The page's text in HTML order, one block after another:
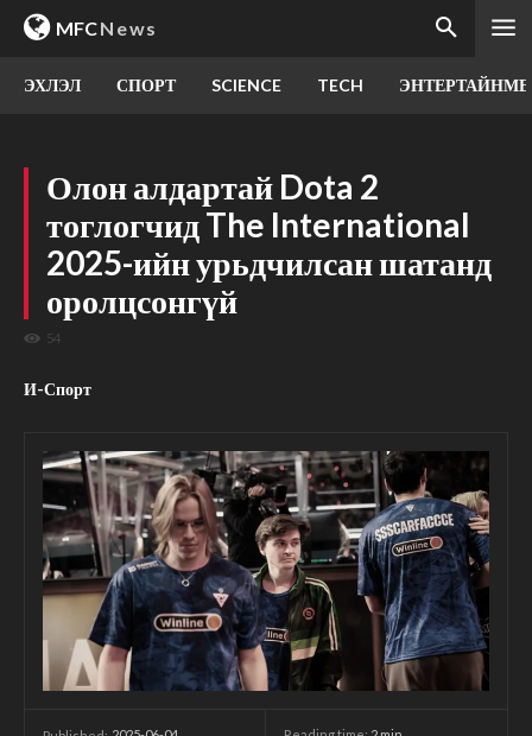
MFCNews
ЭХЛЭЛ СПОРТ SCIENCE TECH
Олон алдартай Dota 2
тоглогчид The International
2025-ийн урьдчилсан шатанд
оролцсонгүй
54
И-Спорт